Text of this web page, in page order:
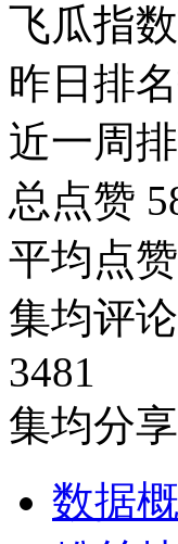
飞瓜指数
昨日排
近一周
总点赞
平均点赞
集均评论
3481
集均分享
数据